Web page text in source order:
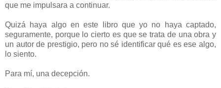
que me impulsara a continuar.
Quizá haya algo en este libro que yo no haya captado,
seguramente, porque lo cierto es que se trata de una obra y
un autor de prestigio, pero no sé identificar qué es ese algo,
lo siento.
Para mí, una decepción.